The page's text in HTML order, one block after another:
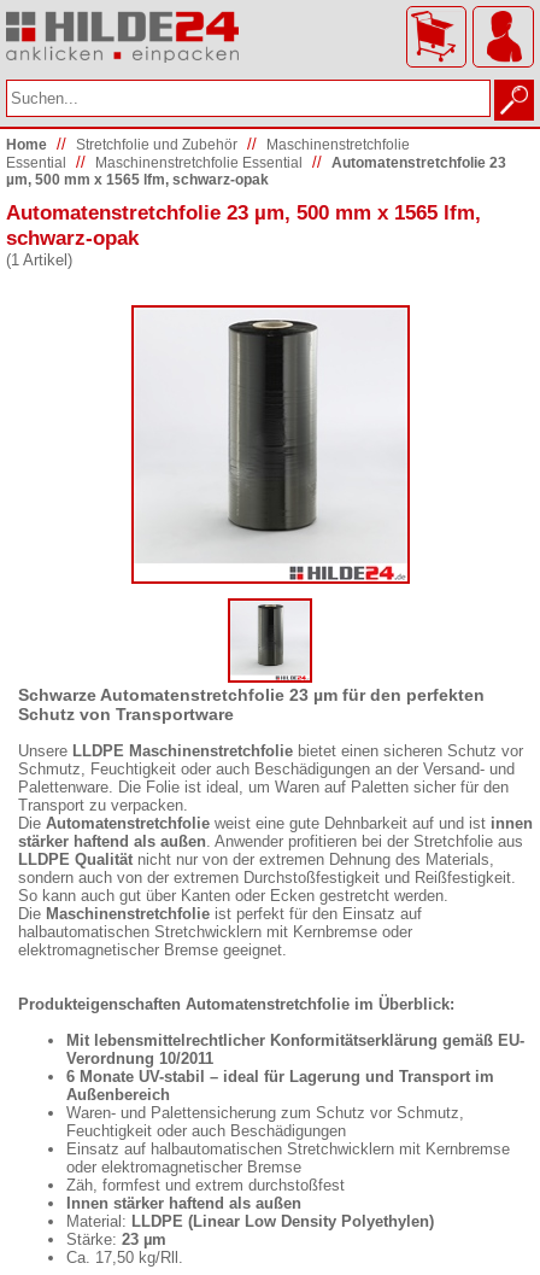
Home // Stretchfolie und Zubehör //
Maschinenstretchfolie
Essential
// Maschinenstretchfolie Essential // Automatenstretchfolie 23
µm, 500 mm x 1565 lfm, schwarz-opak
Automatenstretchfolie 23 µm, 500 mm x 1565 lfm,
schwarz-opak
(1 Artikel)
Schwarze Automatenstretchfolie 23 µm für den perfekten
Schutz von Transportware
Unsere LLDPE Maschinenstretchfolie bietet einen sicheren Schutz vor
Schmutz, Feuchtigkeit oder auch Beschädigungen an der Versand- und
Palettenware. Die Folie ist ideal, um Waren auf Paletten sicher für den
Transport zu verpacken.
Die Automatenstretchfolie weist eine gute Dehnbarkeit auf und ist innen
stärker haftend als außen . Anwender profitieren bei der Stretchfolie aus
LLDPE Qualität nicht nur von der extremen Dehnung des Materials,
sondern auch von der extremen Durchstoßfestigkeit und Reißfestigkeit.
So kann auch gut über Kanten oder Ecken gestretcht werden.
Die Maschinenstretchfolie ist perfekt für den Einsatz auf
halbautomatischen Stretchwicklern mit Kernbremse oder
elektromagnetischer Bremse geeignet.
Produkteigenschaften Automatenstretchfolie im Überblick:
Mit lebensmittelrechtlicher Konformitätserklärung gemäß EU-
Verordnung 10/2011
6 Monate UV-stabil – ideal für Lagerung und Transport im
Außenbereich
Waren- und Palettensicherung zum Schutz vor Schmutz,
Feuchtigkeit oder auch Beschädigungen
Einsatz auf halbautomatischen Stretchwicklern mit Kernbremse
oder elektromagnetischer Bremse
Zäh, formfest und extrem durchstoßfest
Innen stärker haftend als außen
Material: LLDPE (Linear Low Density Polyethylen)
Stärke: 23 µm
Ca. 17,50 kg/Rll.